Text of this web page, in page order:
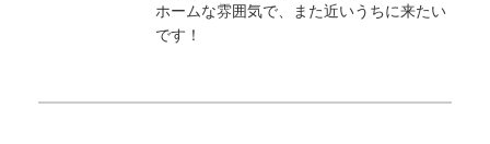
ホームな雰囲気で、また近いうちに来たい
です！